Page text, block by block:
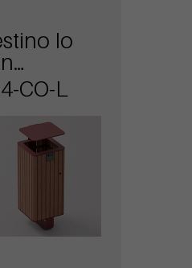
Io
CO-L